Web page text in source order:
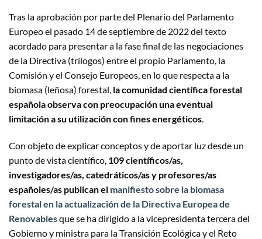
Tras la aprobación por parte del Plenario del Parlamento
Europeo el pasado 14 de septiembre de 2022 del texto
acordado para presentar a la fase final de las negociaciones
de la Directiva (trílogos) entre el propio Parlamento, la
Comisión y el Consejo Europeos, en lo que respecta a la
biomasa (leñosa) forestal, la comunidad científica forestal
española observa con preocupación una eventual
limitación a su utilización con fines energéticos.
Con objeto de explicar conceptos y de aportar luz desde un
punto de vista científico, 109 científicos/as,
investigadores/as, catedráticos/as y profesores/as
españoles/as publican el manifiesto sobre la biomasa
forestal en la actualización de la Directiva Europea de
Renovablesque se ha dirigido a la vicepresidenta tercera del
Gobierno y ministra para la Transición Ecológica y el Reto